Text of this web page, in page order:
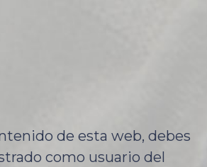
de esta web, debes
como usuario del